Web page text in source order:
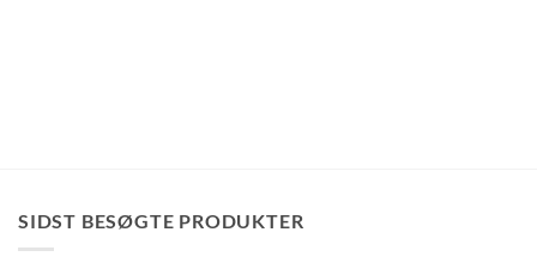
SIDST BESØGTE PRODUKTER